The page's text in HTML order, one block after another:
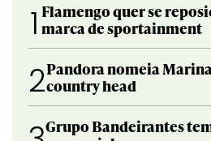
1 Flamengo quer se
marca de sportainment
2Pandora nomeia
country head
Grupo Bandeirantes